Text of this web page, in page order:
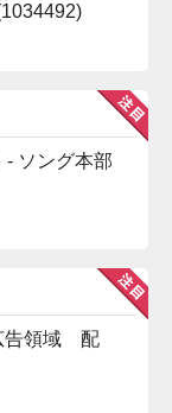
- ソング本部
告領域 配